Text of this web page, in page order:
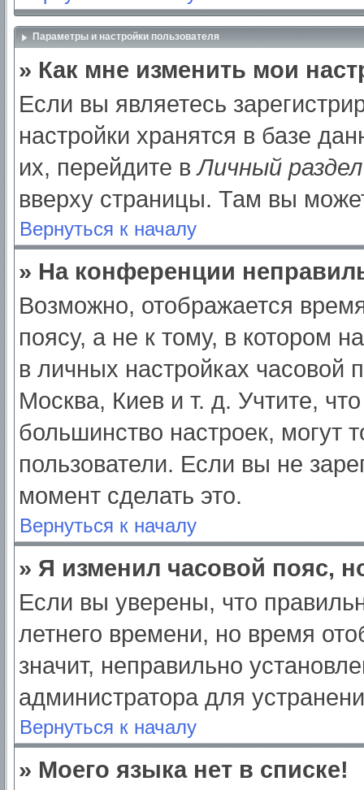
Параметры и настройки пользователя
» Как мне изменить мои
Если вы являетесь
настройки хранятся в базе
их, перейдите вЛичный раздел
вверху страницы. Там вы
Вернуться к началу
» На конференции
Возможно, отображается
поясу, а не к тому, в котором
в личных настройках часовой
Москва, Киев и т. д. Учтите,
большинство настроек, могут
пользователи. Если вы не
момент сделать это.
Вернуться к началу
» Я изменил часовой пояс,
Если вы уверены, что
летнего времени, но время
значит, неправильно
администратора для
Вернуться к началу
» Моего языка нет в списке!